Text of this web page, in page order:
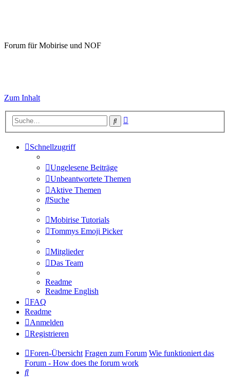
Forum für Mobirise und NOF
Zum Inhalt
Suche
Schnellzugriff
Ungelesene Beiträge
Unbeantwortete Themen
Aktive Themen
Suche
Mobirise Tutorials
Tommys Emoji Picker
Mitglieder
Das Team
Readme
Readme English
FAQ
Readme
Anmelden
Registrieren
Foren-Übersicht Fragen zum Forum Wie funktioniert das
Forum - How does the forum work
Suche